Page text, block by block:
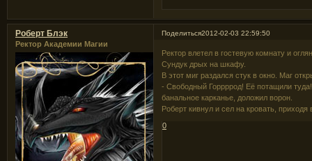
Поделиться2012-02-03 22:59:50
Роберт Блэк
Ректор Академии Магии
Ректор влетел в гостевую комнату и
Сундук дрых на шкафу.
В этот миг раздался стук в окно. Маг
- Свободный Горрррод! Её потащили
банальное карканье, доложил ворон.
Роберт кивнул и сел на кровать,
0